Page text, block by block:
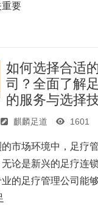
要
如何选择合适
司？全面了解
的服务与选择
麒麟足道 1601
市场环境中，足疗
论是新兴的足疗连
的足疗管理公司能